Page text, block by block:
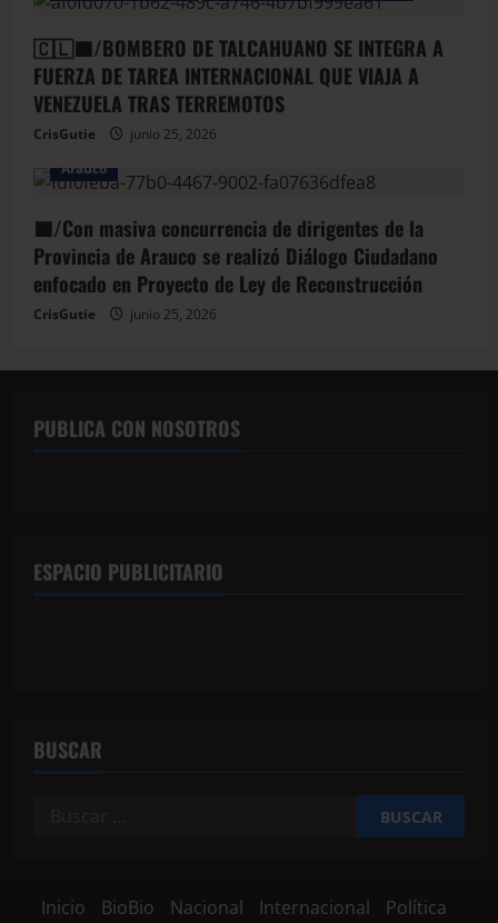
🇨🇱🟦/BOMBERO DE TALCAHUANO SE INTEGRA A
FUERZA DE TAREA INTERNACIONAL QUE VIAJA A
VENEZUELA TRAS TERREMOTOS
CrisGutie
junio 25, 2026
Arauco
🟦/Con masiva concurrencia de dirigentes de la
Provincia de Arauco se realizó Diálogo Ciudadano
enfocado en Proyecto de Ley de Reconstrucción
CrisGutie junio 25, 2026
PUBLICA CON NOSOTROS
ESPACIO PUBLICITARIO
BUSCAR
Inicio BioBio Nacional Internacional Política